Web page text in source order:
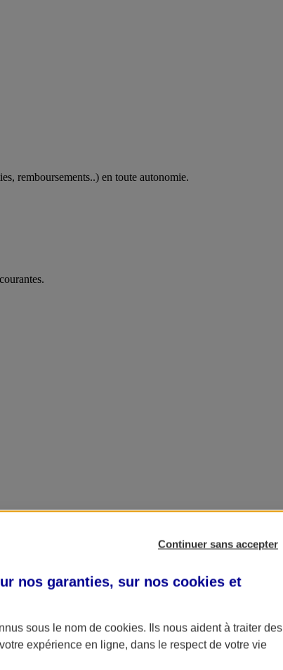
remboursements..) en toute autonomie.
Continuer sans accepter
nos garanties, sur nos cookies et
sous le nom de cookies. Ils nous aident à traiter des
expérience en ligne, dans le respect de votre vie